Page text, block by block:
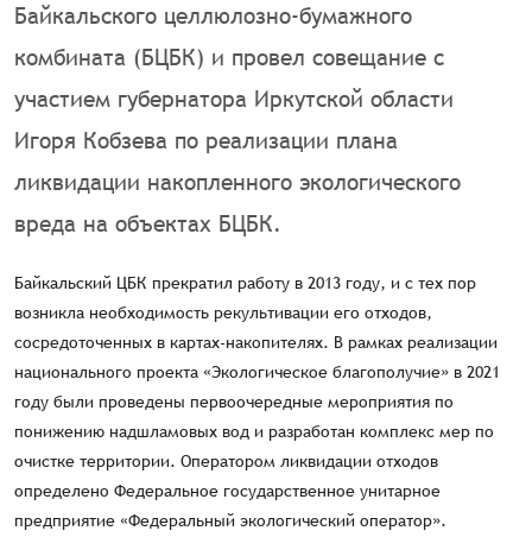
Байкальского целлюлозно-бумажного
комбината (БЦБК) и провел совещание с
участием губернатора Иркутской области
Игоря Кобзева по реализации плана
ликвидации накопленного экологического
вреда на объектах БЦБК.
Байкальский ЦБК прекратил работу в 2013 году, и с тех пор
возникла необходимость рекультивации его отходов,
сосредоточенных в картах-накопителях. В рамках реализации
национального проекта «Экологическое благополучие» в 2021
году были проведены первоочередные мероприятия по
понижению надшламовых вод и разработан комплекс мер по
очистке территории. Оператором ликвидации отходов
определено Федеральное государственное унитарное
предприятие «Федеральный экологический оператор».